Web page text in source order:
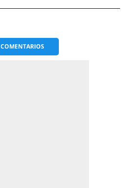
COMENTARIOS